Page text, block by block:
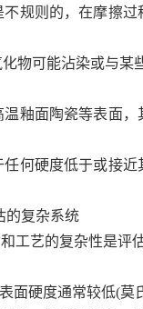
规则的，在摩擦
物可能沾染或与某
釉面陶瓷等表面，
何硬度低于或接
的复杂系统
工艺的复杂性是评
面硬度通常较低(莫